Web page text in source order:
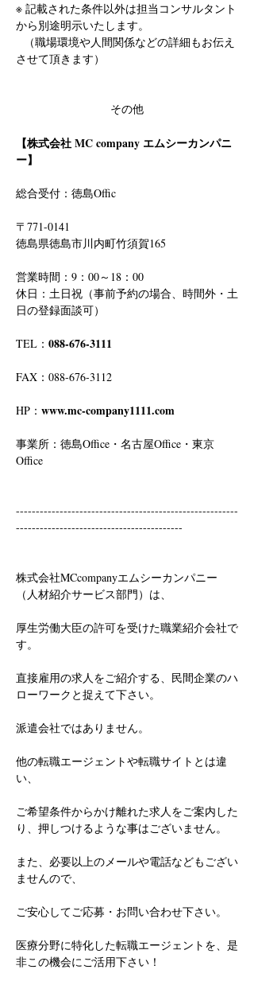
※ 記載された条件以外は担当コンサルタント
から別途明示いたします。
（職場環境や人間関係などの詳細もお伝え
させて頂きます）
その他
【株式会社 MC company エムシーカンパニ
ー】
総合受付：徳島Offic
〒771-0141
徳島県徳島市川内町竹須賀165
営業時間：9：00～18：00
休日：土日祝（事前予約の場合、時間外・土
日の登録面談可）
TEL： 088-676-3111
FAX：088-676-3112
HP： www.mc-company1111.com
事業所：徳島Office・名古屋Office・東京
Office
--------------------------------------------------------
------------------------------------------
株式会社MCcompanyエムシーカンパニー
（人材紹介サービス部門）は、
厚生労働大臣の許可を受けた職業紹介会社で
す。
直接雇用の求人をご紹介する、民間企業のハ
ローワークと捉えて下さい。
派遣会社ではありません。
他の転職エージェントや転職サイトとは違
い、
ご希望条件からかけ離れた求人をご案内した
り、押しつけるような事はございません。
また、必要以上のメールや電話などもござい
ませんので、
ご安心してご応募・お問い合わせ下さい。
医療分野に特化した転職エージェントを、是
非この機会にご活用下さい！